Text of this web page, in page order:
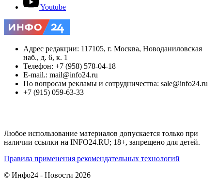
Youtube
Адрес редакции: 117105, г. Москва, Новоданиловская
наб., д. 6, к. 1
Телефон: +7 (958) 578-04-18
E-mail.: mail@info24.ru
По вопросам рекламы и сотрудничества: sale@info24.ru
+7 (915) 059-63-33
Любое использование материалов допускается только при
наличии ссылки на INFO24.RU; 18+, запрещено для детей.
Правила применения рекомендательных технологий
© Инфо24 - Новости 2026